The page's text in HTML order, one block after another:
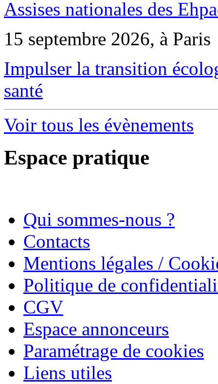
Assises nationales des
15 septembre 2026, à Paris
Impulser la transition
santé
Voir tous les évènements
Espace pratique
Qui sommes-nous ?
Contacts
Mentions légales /
Politique de
CGV
Espace annonceurs
Paramétrage de cookies
Liens utiles